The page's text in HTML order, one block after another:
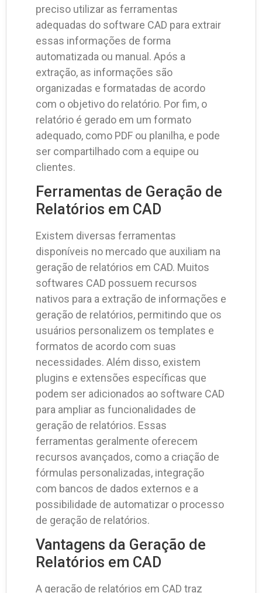
preciso utilizar as ferramentas
adequadas do software CAD para extrair
essas informações de forma
automatizada ou manual. Após a
extração, as informações são
organizadas e formatadas de acordo
com o objetivo do relatório. Por fim, o
relatório é gerado em um formato
adequado, como PDF ou planilha, e pode
ser compartilhado com a equipe ou
clientes.
Ferramentas de Geração de
Relatórios em CAD
Existem diversas ferramentas
disponíveis no mercado que auxiliam na
geração de relatórios em CAD. Muitos
softwares CAD possuem recursos
nativos para a extração de informações e
geração de relatórios, permitindo que os
usuários personalizem os templates e
formatos de acordo com suas
necessidades. Além disso, existem
plugins e extensões específicas que
podem ser adicionados ao software CAD
para ampliar as funcionalidades de
geração de relatórios. Essas
ferramentas geralmente oferecem
recursos avançados, como a criação de
fórmulas personalizadas, integração
com bancos de dados externos e a
possibilidade de automatizar o processo
de geração de relatórios.
Vantagens da Geração de
Relatórios em CAD
A geração de relatórios em CAD traz